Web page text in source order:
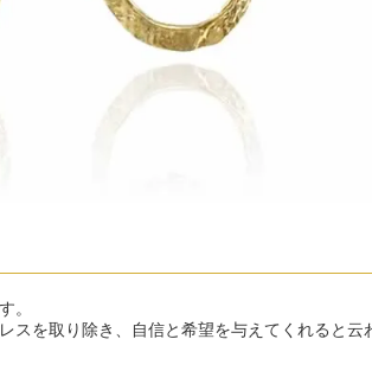
。
を取り除き、自信と希望を与えてくれると云